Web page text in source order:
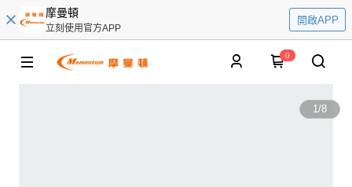
摩曼頓
立刻使用官方APP
開啟APP
0
1/8